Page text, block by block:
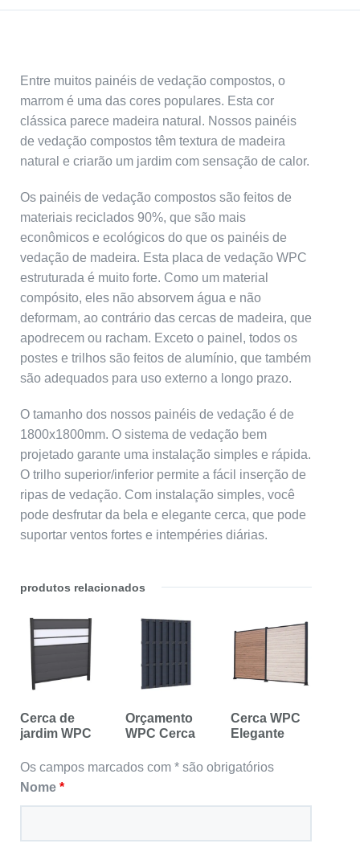
Entre muitos painéis de vedação compostos, o
marrom é uma das cores populares. Esta cor
clássica parece madeira natural. Nossos painéis
de vedação compostos têm textura de madeira
natural e criarão um jardim com sensação de calor.
Os painéis de vedação compostos são feitos de
materiais reciclados 90%, que são mais
econômicos e ecológicos do que os painéis de
vedação de madeira. Esta placa de vedação WPC
estruturada é muito forte. Como um material
compósito, eles não absorvem água e não
deformam, ao contrário das cercas de madeira, que
apodrecem ou racham. Exceto o painel, todos os
postes e trilhos são feitos de alumínio, que também
são adequados para uso externo a longo prazo.
O tamanho dos nossos painéis de vedação é de
1800x1800mm. O sistema de vedação bem
projetado garante uma instalação simples e rápida.
O trilho superior/inferior permite a fácil inserção de
ripas de vedação. Com instalação simples, você
pode desfrutar da bela e elegante cerca, que pode
suportar ventos fortes e intempéries diárias.
produtos relacionados
Cerca de
jardim WPC
Orçamento
WPC Cerca
Cerca WPC
Elegante
Os campos marcados com * são obrigatórios
Nome *